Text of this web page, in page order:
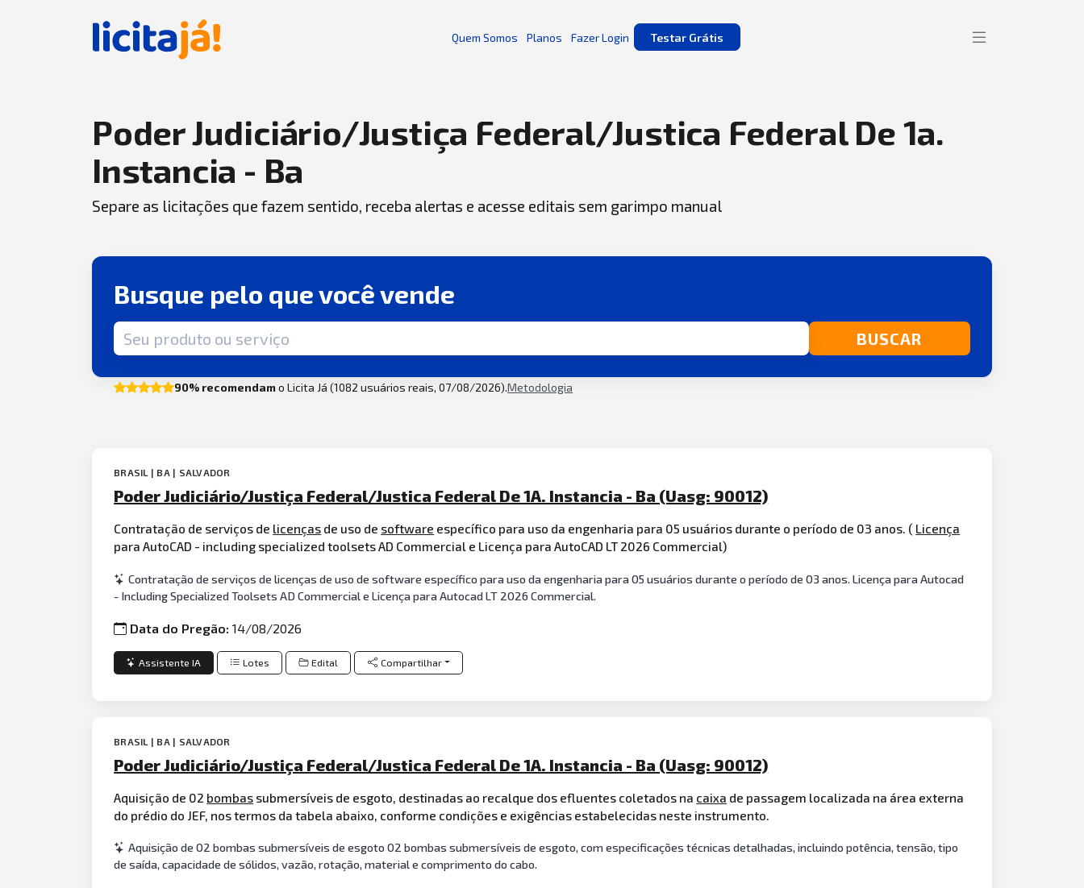
Quem Somos Planos Fazer Login Testar Grátis
Poder Judiciário/Justiça Federal/Justica Federal De 1a.
Instancia - Ba
Separe as licitações que fazem sentido, receba alertas e acesse editais sem garimpo manual
Busque pelo que você vende
Termo de busca BUSCAR
90% recomendamo Licita Já (1082 usuários reais, 07/08/2026).Metodologia
BRASIL | BA | SALVADOR
Poder Judiciário/Justiça Federal/Justica Federal De 1A. Instancia - Ba (Uasg: 90012)
Contratação de serviços de licenças de uso de software específico para uso da engenharia para 05 usuários durante o período de 03 anos. ( Licença
para AutoCAD - including specialized toolsets AD Commercial e Licença para AutoCAD LT 2026 Commercial)
Contratação de serviços de licenças de uso de software específico para uso da engenharia para 05 usuários durante o período de 03 anos. Licença para Autocad
- Including Specialized Toolsets AD Commercial e Licença para Autocad LT 2026 Commercial.
Data do Pregão:14/08/2026
Assistente IA Lotes Edital Compartilhar
BRASIL | BA | SALVADOR
Poder Judiciário/Justiça Federal/Justica Federal De 1A. Instancia - Ba (Uasg: 90012)
Aquisição de 02 bombas submersíveis de esgoto, destinadas ao recalque dos efluentes coletados na caixa de passagem localizada na área externa
do prédio do JEF, nos termos da tabela abaixo, conforme condições e exigências estabelecidas neste instrumento.
Aquisição de 02 bombas submersíveis de esgoto 02 bombas submersíveis de esgoto, com especificações técnicas detalhadas, incluindo potência, tensão, tipo
de saída, capacidade de sólidos, vazão, rotação, material e comprimento do cabo.